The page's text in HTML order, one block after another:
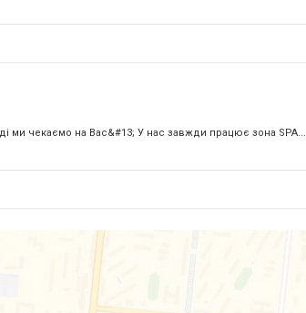
ми чекаємо на Вас&#13; У нас завжди працює зона SPA...